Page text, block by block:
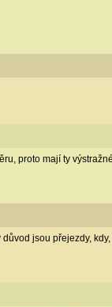
proto mají ty
jsou přejezdy,